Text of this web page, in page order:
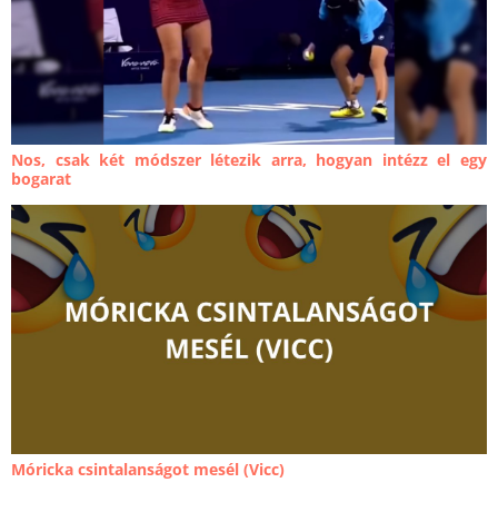
Nos, csak két módszer létezik arra, hogyan intézz el egy
bogarat
Móricka csintalanságot mesél (Vicc)